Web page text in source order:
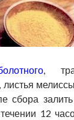
,
листья
сбора
12